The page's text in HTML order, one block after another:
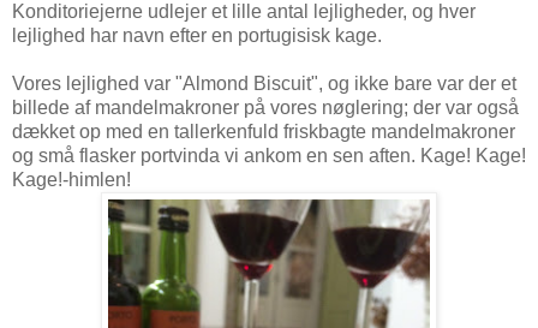
Konditoriejerne udlejer et lille antal lejligheder, og hver
lejlighed har navn efter en portugisisk kage.
Vores lejlighed var "Almond Biscuit", og ikke bare var der et
billede af mandelmakroner på vores nøglering; der var også
dækket op med en tallerkenfuld friskbagte mandelmakroner
og små flasker portvinda vi ankom en sen aften. Kage! Kage!
Kage!-himlen!